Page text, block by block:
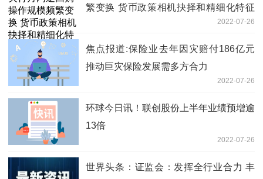
繁变换 货币政策相机抉择和精细化特征
2022-07-26
焦点报道:保险业去年因灾赔付186亿元
推动巨灾保险发展需多方合力
2022-07-26
环球今日讯！联创股份上半年业绩预增逾
13倍
2022-07-26
世界头条：证监会：发挥全行业合力 丰